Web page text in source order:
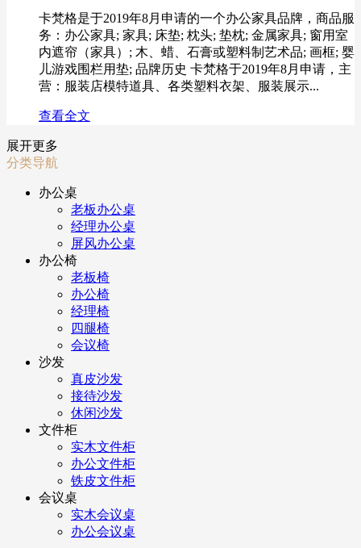
卡梵格是于2019年8月申请的一个办公家具品牌，商品服
务：办公家具; 家具; 床垫; 枕头; 垫枕; 金属家具; 窗用室
内遮帘（家具）; 木、蜡、石膏或塑料制艺术品; 画框; 婴
儿游戏围栏用垫; 品牌历史 卡梵格于2019年8月申请，主
营：服装店模特道具、各类塑料衣架、服装展示...
查看全文
展开更多
分类导航
办公桌
老板办公桌
经理办公桌
屏风办公桌
办公椅
老板椅
办公椅
经理椅
四腿椅
会议椅
沙发
真皮沙发
接待沙发
休闲沙发
文件柜
实木文件柜
办公文件柜
铁皮文件柜
会议桌
实木会议桌
办公会议桌